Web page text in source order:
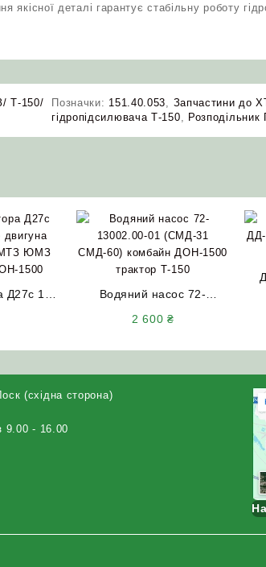
якісної деталі гарантує стабільну роботу
Т-150/
Позначки: 151.40.053 Запчастини до
гідропідсилювача Т‑150
Розподільник
Д27с 15А
НИВА
Водяний насос 72-
СМД-60) комбайн
2 600 ₴
(східна сторона)
9.00 - 16.00